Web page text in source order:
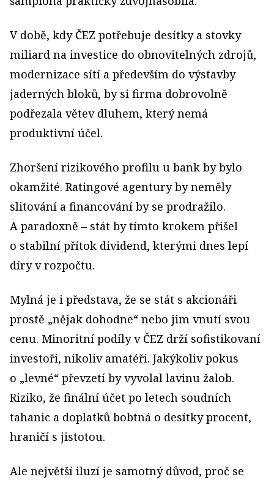
V době, kdy ČEZ potřebuje desítky a stovky
miliard na investice do obnovitelných zdrojů,
modernizace sítí a především do výstavby
jaderných bloků, by si firma dobrovolně
podřezala větev dluhem, který nemá
produktivní účel.
Zhoršení rizikového profilu u bank by bylo
okamžité. Ratingové agentury by neměly
slitování a financování by se prodražilo.
A paradoxně – stát by tímto krokem přišel
o stabilní přítok dividend, kterými dnes lepí
díry v rozpočtu.
Mylná je i představa, že se stát s akcionáři
prostě „nějak dohodne“ nebo jim vnutí svou
cenu. Minoritní podíly v ČEZ drží sofistikovaní
investoři, nikoliv amatéři. Jakýkoliv pokus
o „levné“ převzetí by vyvolal lavinu žalob.
Riziko, že finální účet po letech soudních
tahanic a doplatků bobtná o desítky procent,
hraničí s jistotou.
Ale největší iluzí je samotný důvod, proč se